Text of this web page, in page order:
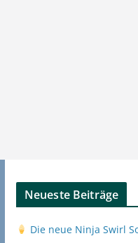
Neueste Beiträge
Die neue Ninja Swirl